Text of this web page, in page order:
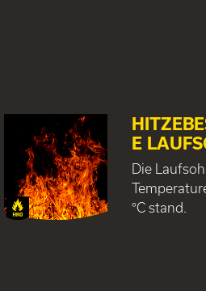
E
Die
°C stand.